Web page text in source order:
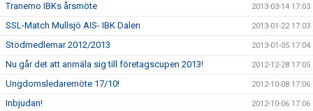
Tranemo IBKs årsmöte 2013-03-14 17:03
SSL-Match Mullsjö AIS- IBK Dalen 2013-01-22 17:03
Stödmedlemar 2012/2013 2013-01-05 17:04
Nu går det att anmäla sig till företagscupen 2013! 2012-12-28 17:05
Ungdomsledaremöte 17/10! 2012-10-08 17:06
Inbjudan! 2012-10-06 17:06